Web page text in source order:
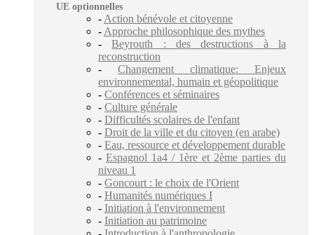
UE optionnelles
- Action bénévole et citoyenne
- Approche philosophique des mythes
-Beyrouth : des destructions à la
reconstruction
- Changement climatique: Enjeux
environnemental, humain et géopolitique
- Conférences et séminaires
- Culture générale
- Difficultés scolaires de l'enfant
- Droit de la ville et du citoyen (en arabe)
- Eau, ressource et développement durable
- Espagnol 1a4 / 1ère et 2ème parties du
niveau 1
- Goncourt : le choix de l'Orient
- Humanités numériques I
- Initiation à l'environnement
- Initiation au patrimoine